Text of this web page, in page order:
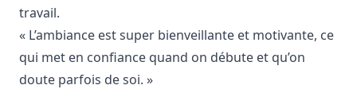
travail.
« L’ambiance est super bienveillante et motivante, ce
qui met en confiance quand on débute et qu’on
doute parfois de soi. »